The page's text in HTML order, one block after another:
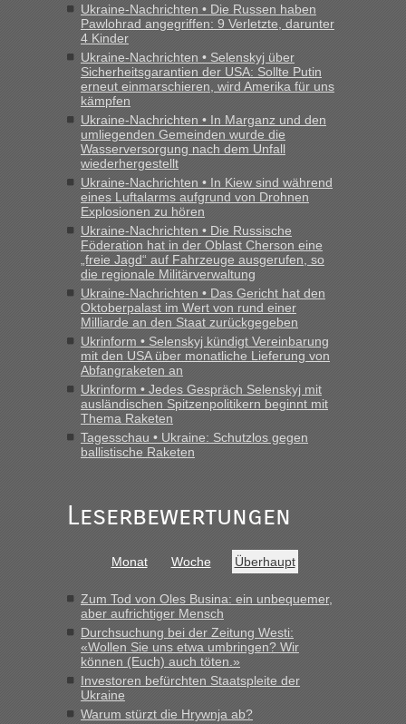
Ukraine-Nachrichten • Die Russen haben
Pawlohrad angegriffen: 9 Verletzte, darunter
4 Kinder
Ukraine-Nachrichten • Selenskyj über
Sicherheitsgarantien der USA: Sollte Putin
erneut einmarschieren, wird Amerika für uns
kämpfen
Ukraine-Nachrichten • In Marganz und den
umliegenden Gemeinden wurde die
Wasserversorgung nach dem Unfall
wiederhergestellt
Ukraine-Nachrichten • In Kiew sind während
eines Luftalarms aufgrund von Drohnen
Explosionen zu hören
Ukraine-Nachrichten • Die Russische
Föderation hat in der Oblast Cherson eine
„freie Jagd“ auf Fahrzeuge ausgerufen, so
die regionale Militärverwaltung
Ukraine-Nachrichten • Das Gericht hat den
Oktoberpalast im Wert von rund einer
Milliarde an den Staat zurückgegeben
Ukrinform • Selenskyj kündigt Vereinbarung
mit den USA über monatliche Lieferung von
Abfangraketen an
Ukrinform • Jedes Gespräch Selenskyj mit
ausländischen Spitzenpolitikern beginnt mit
Thema Raketen
Tagesschau • Ukraine: Schutzlos gegen
ballistische Raketen
Leserbewertungen
Monat Woche Überhaupt
Zum Tod von Oles Busina: ein unbequemer,
aber aufrichtiger Mensch
Durchsuchung bei der Zeitung Westi:
«Wollen Sie uns etwa umbringen? Wir
können (Euch) auch töten.»
Investoren befürchten Staatspleite der
Ukraine
Warum stürzt die Hrywnja ab?